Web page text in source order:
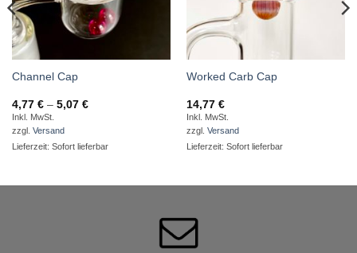
Channel Cap
4,77 € – 5,07 €Preisspanne:
Inkl. MwSt.
zzgl. Versand
Lieferzeit: Sofort lieferbar
Worked Carb Cap
14,77 €
Inkl. MwSt.
zzgl. Versand
Lieferzeit: Sofort lieferbar